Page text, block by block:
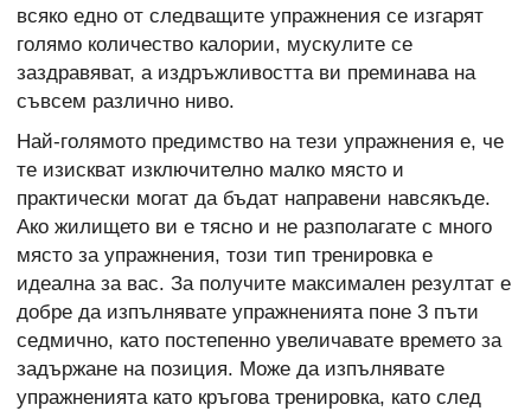
всяко едно от следващите упражнения се изгарят
голямо количество калории, мускулите се
заздравяват, а издръжливостта ви преминава на
съвсем различно ниво.
Най-голямото предимство на тези упражнения е, че
те изискват изключително малко място и
практически могат да бъдат направени навсякъде.
Ако жилището ви е тясно и не разполагате с много
място за упражнения, този тип тренировка е
идеална за вас. За получите максимален резултат е
добре да изпълнявате упражненията поне 3 пъти
седмично, като постепенно увеличавате времето за
задържане на позиция. Може да изпълнявате
упражненията като кръгова тренировка, като след